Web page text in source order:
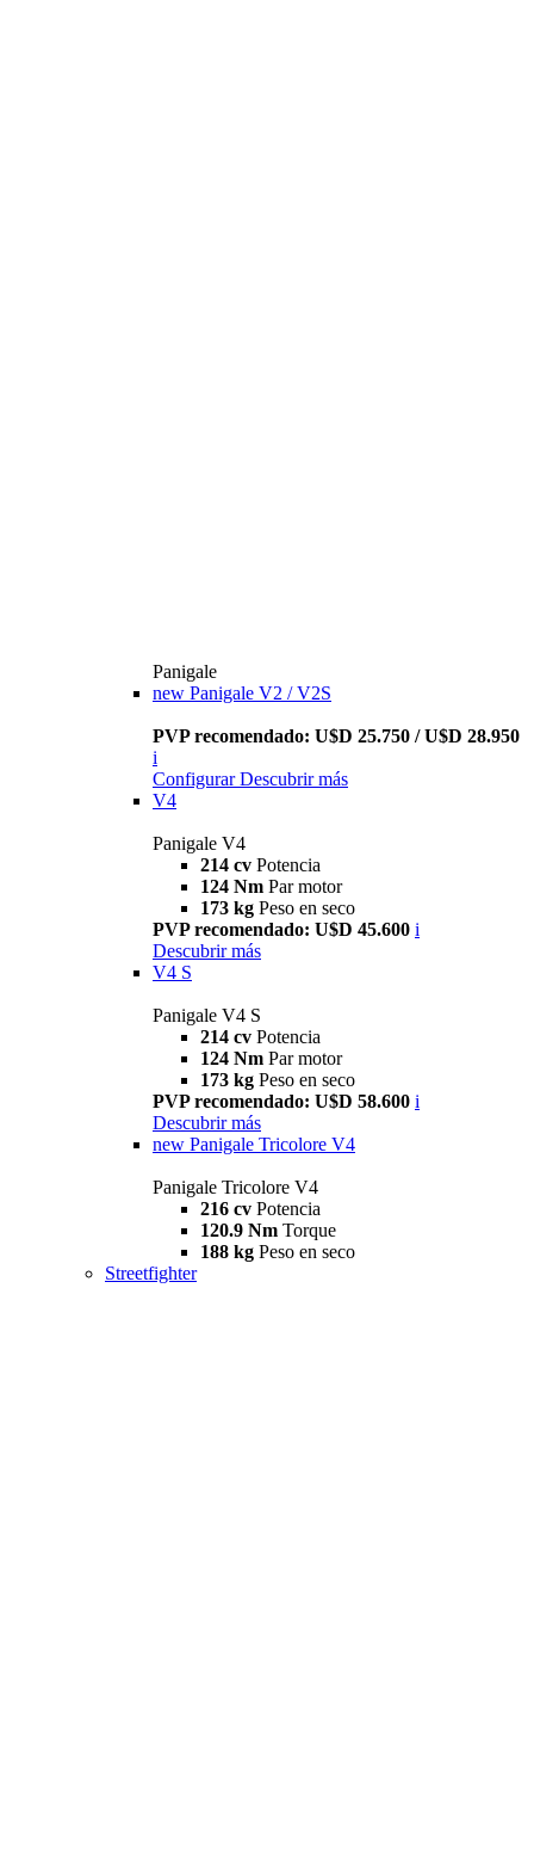
Panigale
new Panigale V2 / V2S
PVP recomendado: U$D 25.750 / U$D 28.950
i
Configurar Descubrir más
V4
Panigale V4
214 cv Potencia
124 Nm Par motor
173 kg Peso en seco
PVP recomendado: U$D 45.600 i
Descubrir más
V4 S
Panigale V4 S
214 cv Potencia
124 Nm Par motor
173 kg Peso en seco
PVP recomendado: U$D 58.600 i
Descubrir más
new Panigale Tricolore V4
Panigale Tricolore V4
216 cv Potencia
120.9 Nm Torque
188 kg Peso en seco
Streetfighter